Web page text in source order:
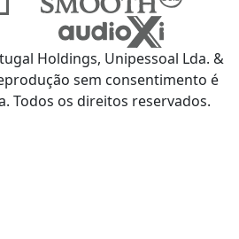
Holdings, Unipessoal Lda. &
sem consentimento é
Todos os direitos reservados.